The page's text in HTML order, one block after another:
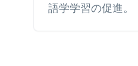
語学学習の促進。